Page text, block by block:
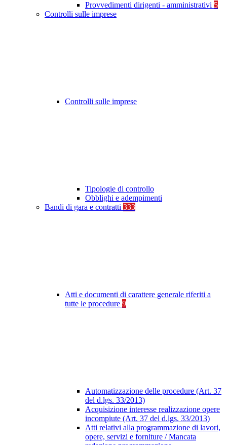
Provvedimenti dirigenti - amministrativi 5
Controlli sulle imprese
Controlli sulle imprese
Tipologie di controllo
Obblighi e adempimenti
Bandi di gara e contratti 333
Atti e documenti di carattere generale riferiti a
tutte le procedure 9
Automatizzazione delle procedure (Art. 37
del d.lgs. 33/2013)
Acquisizione interesse realizzazione opere
incompiute (Art. 37 del d.lgs. 33/2013)
Atti relativi alla programmazione di lavori,
opere, servizi e forniture / Mancata